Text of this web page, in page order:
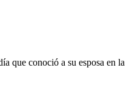
que conoció a su esposa en la